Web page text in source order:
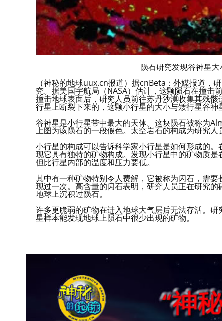
陨石研究发现谷神星大
（神秘的地球uux.cn报道）据cnBeta：外媒报道，
究。据美国宇航局（NASA）估计，这颗陨石在撞击
撞击地球表面后，研究人员前往苏丹沙漠收集其残
行星上断裂下来的，这颗小行星的大小与矮行星谷神
谷神星是小行星带中最大的天体。这块陨石被称为
上图为该陨石的一段假色。太空岩石的构成为研究人
小行星的构成可以告诉科学家小行星是如何形成的
现它具有独特的矿物构成。发现小行星中的矿物质
但比行星内部的温度和压力要低。
其中有一种矿物特别令人费解，它被称为闪石，需
现过一次。高含量的闪石表明，研究人员正在研究
地球上沉积过陨石。
许多更脆弱的矿物在进入地球大气层后无法存活。研
星样本能发现地球上陨石中很少出现的矿物。